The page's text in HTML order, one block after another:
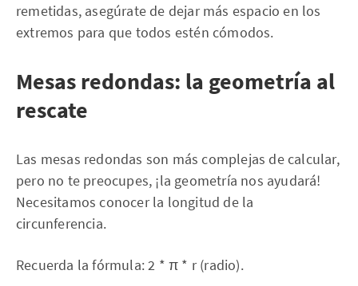
remetidas, asegúrate de dejar más espacio en los
extremos para que todos estén cómodos.
Mesas redondas: la geometría al
rescate
Las mesas redondas son más complejas de calcular,
pero no te preocupes, ¡la geometría nos ayudará!
Necesitamos conocer la longitud de la
circunferencia.
Recuerda la fórmula: 2 * π * r (radio).